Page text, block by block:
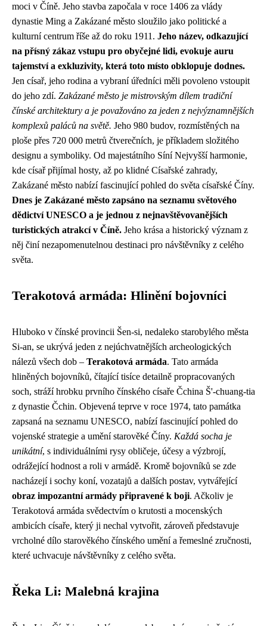
moci v Číně. Jeho stavba započala v roce 1406 za vlády
dynastie Ming a Zakázané město sloužilo jako politické a
kulturní centrum říše až do roku 1911. Jeho název, odkazující
na přísný zákaz vstupu pro obyčejné lidi, evokuje auru
tajemství a exkluzivity, která toto místo obklopuje dodnes.
Jen císař, jeho rodina a vybraní úředníci měli povoleno vstoupit
do jeho zdí. Zakázané město je mistrovským dílem tradiční
čínské architektury a je považováno za jeden z nejvýznamnějších
komplexů paláců na světě. Jeho 980 budov, rozmístěných na
ploše přes 720 000 metrů čtverečních, je příkladem složitého
designu a symboliky. Od majestátního Síní Nejvyšší harmonie,
kde císař přijímal hosty, až po klidné Císařské zahrady,
Zakázané město nabízí fascinující pohled do světa císařské Číny.
Dnes je Zakázané město zapsáno na seznamu světového
dědictví UNESCO a je jednou z nejnavštěvovanějších
turistických atrakcí v Číně. Jeho krása a historický význam z
něj činí nezapomenutelnou destinaci pro návštěvníky z celého
světa.
Terakotová armáda: Hlinění bojovníci
Hluboko v čínské provincii Šen-si, nedaleko starobylého města
Si-an, se ukrývá jeden z nejúchvatnějších archeologických
nálezů všech dob – Terakotová armáda. Tato armáda
hliněných bojovníků, čítající tisíce detailně propracovaných
soch, stráží hrobku prvního čínského císaře Čchina Š'-chuang-tia
z dynastie Čchin. Objevená teprve v roce 1974, tato památka
zapsaná na seznamu UNESCO, nabízí fascinující pohled do
vojenské strategie a umění starověké Číny. Každá socha je
unikátní, s individuálními rysy obličeje, účesy a výzbrojí,
odrážející hodnost a roli v armádě. Kromě bojovníků se zde
nacházejí i sochy koní, vozatajů a dalších postav, vytvářející
obraz impozantní armády připravené k boji. Ačkoliv je
Terakotová armáda svědectvím o krutosti a mocenských
ambicích císaře, který ji nechal vytvořit, zároveň představuje
vrcholné dílo starověkého čínského umění a řemeslné zručnosti,
které uchvacuje návštěvníky z celého světa.
Řeka Li: Malebná krajina